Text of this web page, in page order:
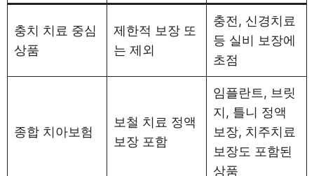
충치 치료 중심
상품
제한적 보장 또
는 제외
충전, 신경치료
등 실비 보장에
초점
종합 치아보험
보철 치료 정액
보장 포함
임플란트, 브릿
지, 틀니 정액
보장, 치주치료
보장도 포함된
상품